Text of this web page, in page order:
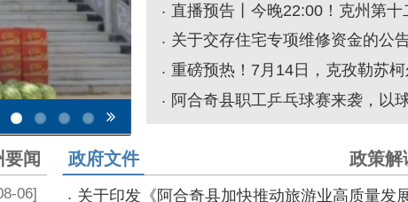
阿合奇县召开打击拒执罪专项行动例行新闻发布会
阿合奇县职工乒乓球赛来袭，以球会友，赛出职工风采！
政府文件 失效废止文
政策解读
关于印发《阿合奇县加快推动旅游业高质量发展三年行动方案（2026—2028年）》的通知
关于调整阿合奇县就业促进和劳动保护工作领导小组的通知
关于废止部分行政规范性文件和政策性文件的决定